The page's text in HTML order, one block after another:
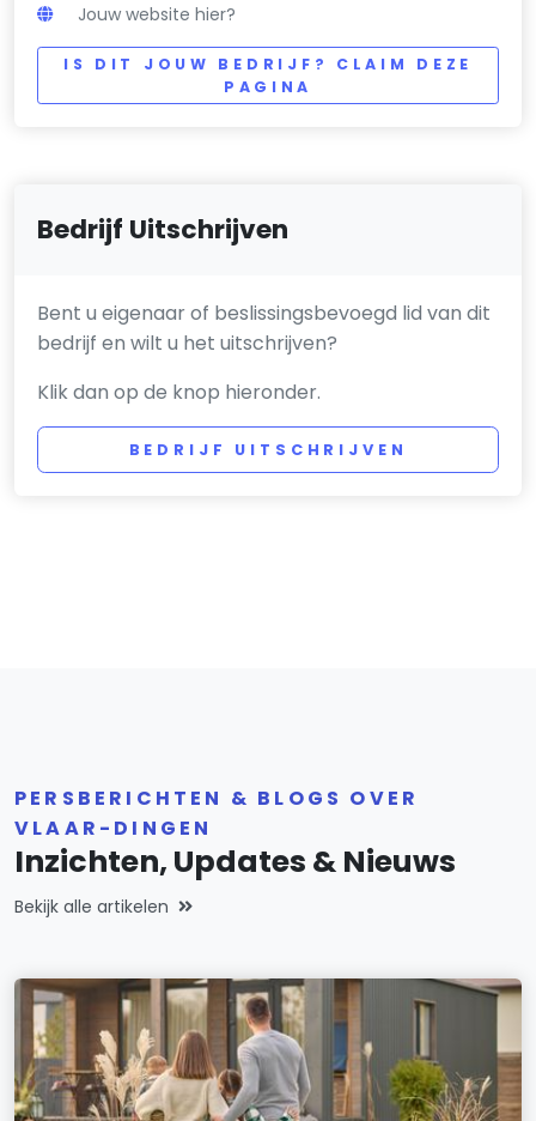
Jouw website hier?
IS DIT JOUW BEDRIJF? CLAIM DEZE
PAGINA
Bedrijf Uitschrijven
Bent u eigenaar of beslissingsbevoegd lid van dit
bedrijf en wilt u het uitschrijven?
Klik dan op de knop hieronder.
BEDRIJF UITSCHRIJVEN
PERSBERICHTEN & BLOGS OVER
VLAAR-DINGEN
Inzichten, Updates & Nieuws
Bekijk alle artikelen